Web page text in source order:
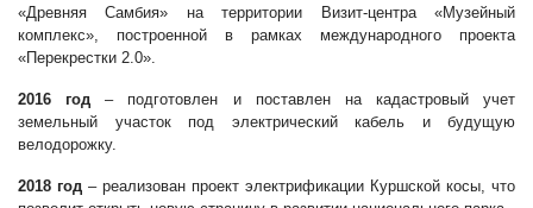
«Древняя Самбия» на территории Визит-центра «Музейный
комплекс», построенной в рамках международного проекта
«Перекрестки 2.0».
2016 год – подготовлен и поставлен на кадастровый учет
земельный участок под электрический кабель и будущую
велодорожку.
2018 год – реализован проект электрификации Куршской косы, что